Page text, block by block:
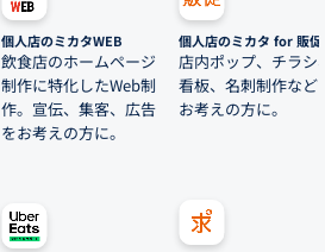
個人店のミカタWEB
飲食店のホームページ
制作に特化したWeb制
作。宣伝、集客、広告
をお考えの方に。
個人店のミカタ for 販促
店内ポップ、チラシ
看板、名刺制作など
お考えの方に。